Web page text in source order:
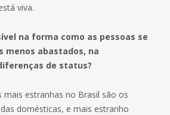
viva.
na forma como as pessoas se
menos abastados, na
de status?
mais estranhas no Brasil são os
domésticas, e mais estranho